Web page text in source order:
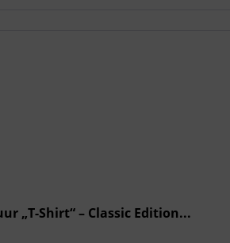
„T-Shirt“ – Classic Edition...